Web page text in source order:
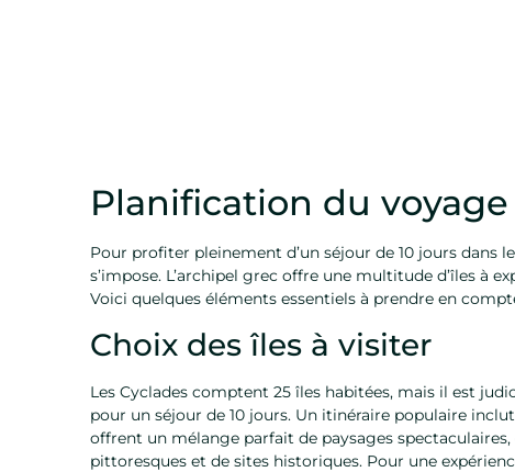
Planification du
Pour profiter pleinement d’un séjour de 10 jours dans
s’impose. L’archipel grec offre une multitude d’îles à
Voici quelques éléments essentiels à prendre en
Choix des îles à visiter
Les Cyclades comptent 25 îles habitées, mais il est
pour un séjour de 10 jours. Un itinéraire populaire
offrent un mélange parfait de paysages
pittoresques et de sites historiques. Pour une